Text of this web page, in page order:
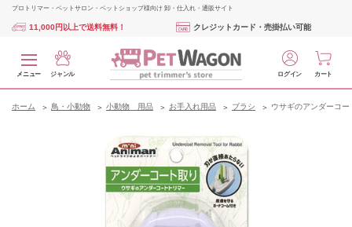
プロトリマー・ペットサロン・ペットショップ様向け 卸・仕入れ・通販サイト
11,000円以上で送料無料！ クレジットカード・売掛払い可能
メニュー ジャンル ログイン カート
ホーム 鳥・小動物 小動物 用品 お手入れ用品 ブラシ ウサギのアンダーコー